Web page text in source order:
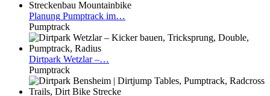
Planung Pumptrack im…
Pumptrack
Dirtpark Wetzlar –…
Pumptrack